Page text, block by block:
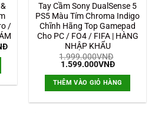
/
Giá
139.000VNĐ.
Tay Cầm Sony DualSense 5
PS5 Màu Tím Chroma Indigo
Chĩnh Hãng Top Gamepad
Cho PC / FO4 / FIFA | HÀNG
NHẬP KHẨU
1.999.000VNĐ
Giá
là:
1.999.000VNĐ.
1.599.000VNĐGiá
tại
là:
THÊM VÀO GIỎ HÀNG